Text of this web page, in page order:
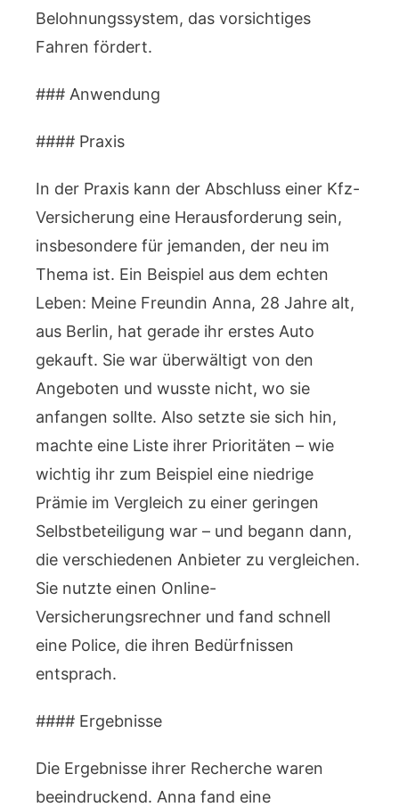
Belohnungssystem, das vorsichtiges
Fahren fördert.
### Anwendung
#### Praxis
In der Praxis kann der Abschluss einer Kfz-
Versicherung eine Herausforderung sein,
insbesondere für jemanden, der neu im
Thema ist. Ein Beispiel aus dem echten
Leben: Meine Freundin Anna, 28 Jahre alt,
aus Berlin, hat gerade ihr erstes Auto
gekauft. Sie war überwältigt von den
Angeboten und wusste nicht, wo sie
anfangen sollte. Also setzte sie sich hin,
machte eine Liste ihrer Prioritäten – wie
wichtig ihr zum Beispiel eine niedrige
Prämie im Vergleich zu einer geringen
Selbstbeteiligung war – und begann dann,
die verschiedenen Anbieter zu vergleichen.
Sie nutzte einen Online-
Versicherungsrechner und fand schnell
eine Police, die ihren Bedürfnissen
entsprach.
#### Ergebnisse
Die Ergebnisse ihrer Recherche waren
beeindruckend. Anna fand eine